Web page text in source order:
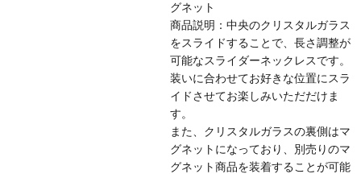
グネット
商品説明：中央のクリスタルガラス
をスライドすることで、長さ調整が
可能なスライダーネックレスです。
装いに合わせてお好きな位置にスラ
イドさせてお楽しみいただだけま
す。
また、クリスタルガラスの裏側はマ
グネットになっており、別売りのマ
グネット商品を装着することが可能